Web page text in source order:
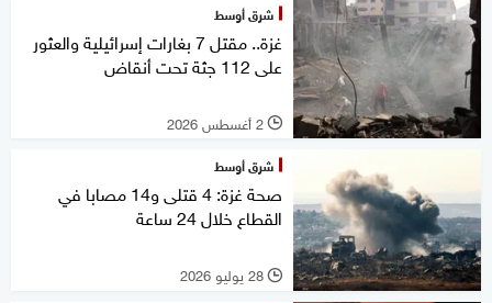
شرق أوسط
غزة.. مقتل 7 بغارات إسرائيلية والعثور
على 112 جثة تحت أنقاض
l 2 أغسطس 2026
شرق أوسط
صحة غزة: 4 قتلى و14 مصابا في
القطاع خلال 24 ساعة
l 28 يوليو 2026